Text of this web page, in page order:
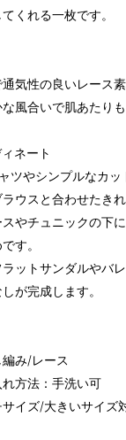
くれる一枚です。
気性の良いレース素
風合いで肌あたり
ネート
ツやシンプルなカ
ウスと合わせたき
やチュニックの下
す。
ラットサンダルやバ
が完成します。
編み/レース
れ方法：手洗い可
サイズ/大きいサイ